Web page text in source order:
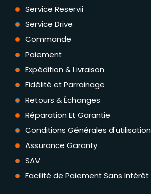
Service Reservii
Service Drive
Commande
Paiement
Expédition & Livraison
Fidélité et Parrainage
Retours & Échanges
Réparation Et Garantie
Conditions Générales d'utilisation
Assurance Garanty
SAV
Facilité de Paiement Sans Intérêt